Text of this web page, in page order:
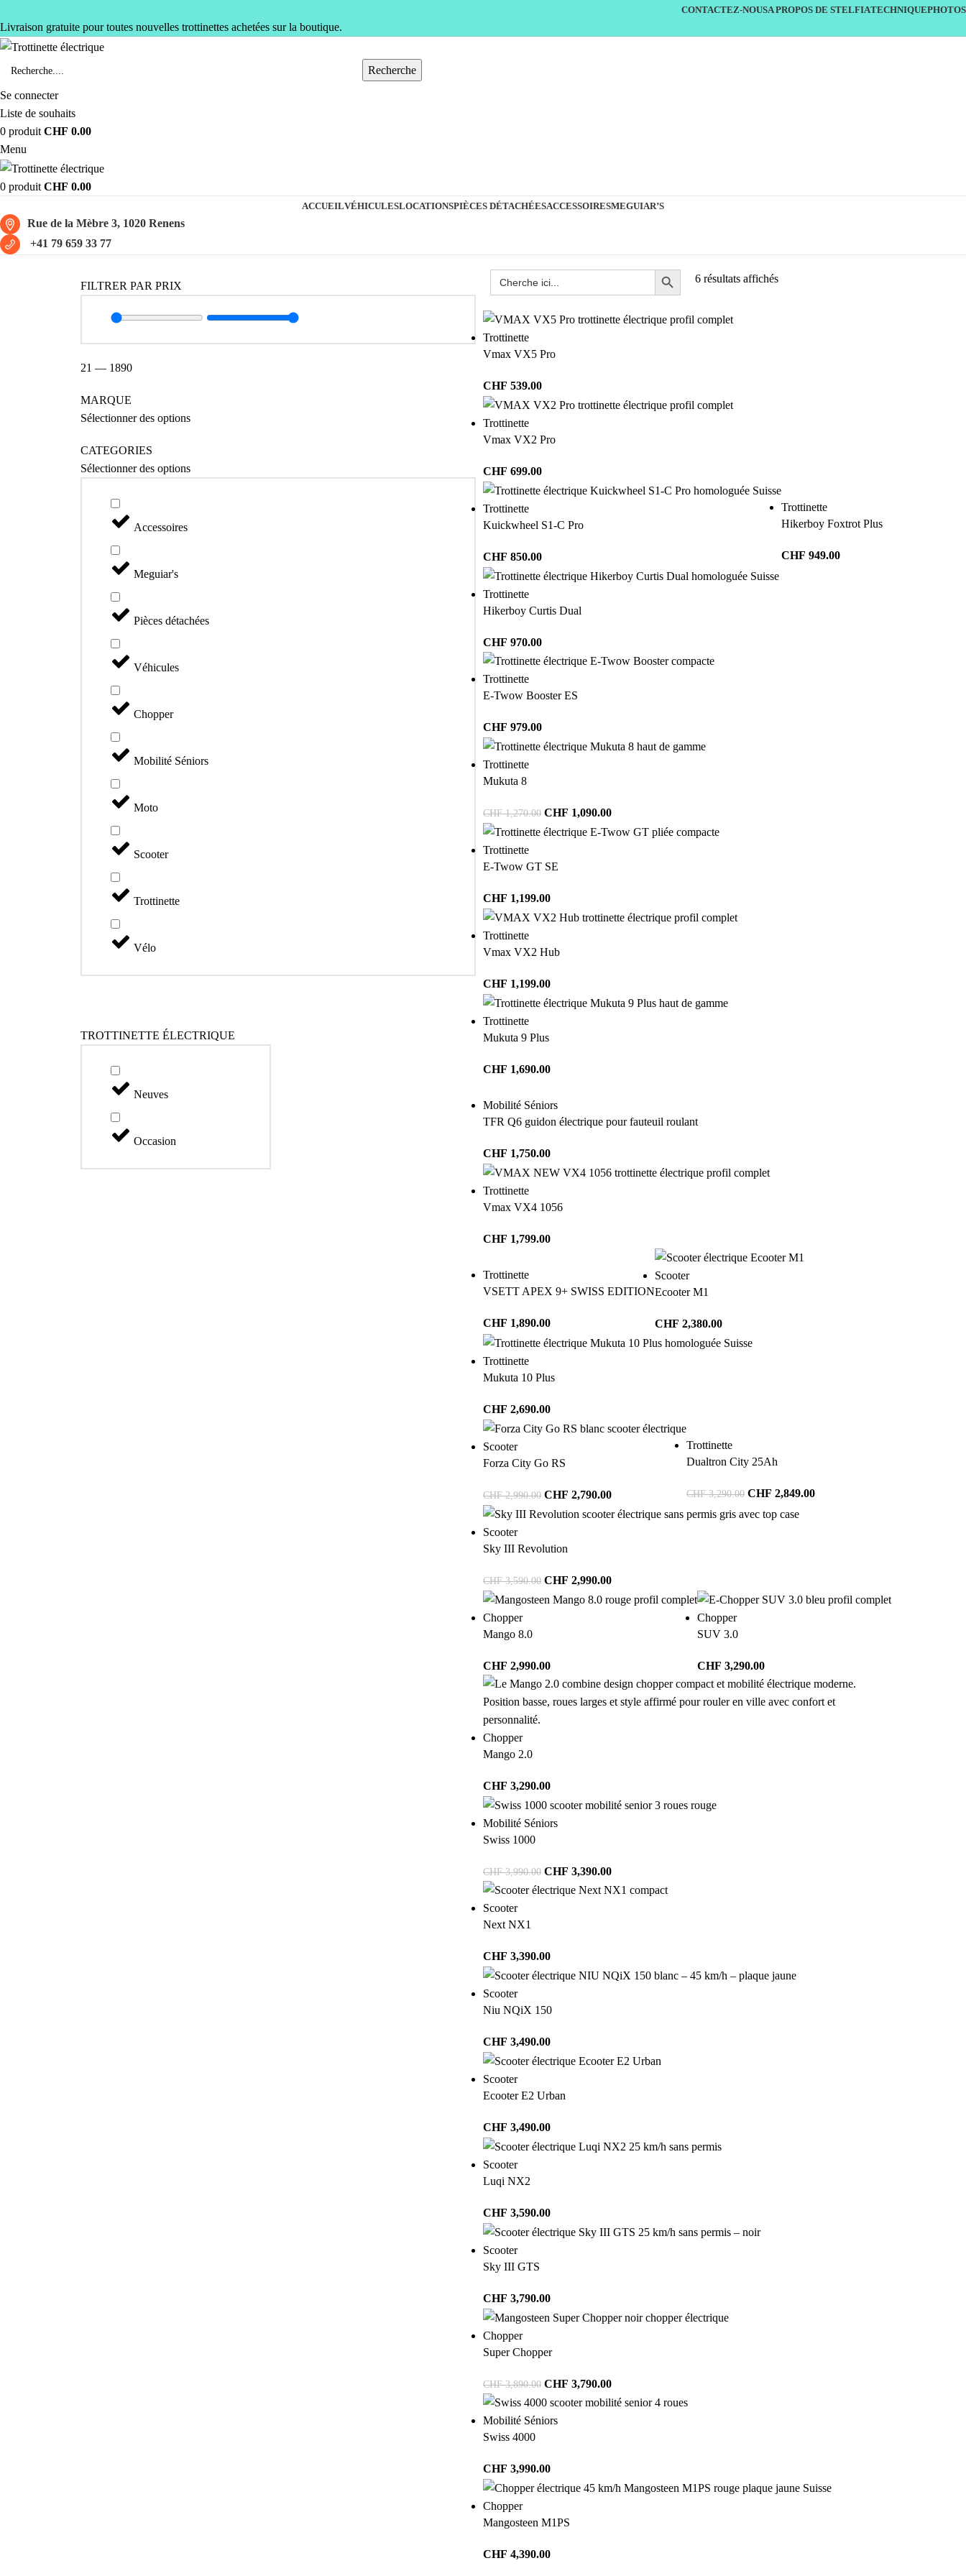
CONTACTEZ-NOUSA PROPOS DE STELFIATECHNIQUEPHOTOS
Livraison gratuite pour toutes nouvelles trottinettes achetées sur la boutique.
Recherche
Se connecter
Liste de souhaits
0 produit CHF 0.00
Menu
0 produit CHF 0.00
ACCUEILVÉHICULESLOCATIONSPIÈCES DÉTACHÉESACCESSOIRESMEGUIAR’S
Rue de la Mèbre 3, 1020 Renens
+41 79 659 33 77
FILTRER PAR PRIX
21 — 1890
MARQUE
Sélectionner des options
CATEGORIES
Sélectionner des options
Accessoires
Meguiar's
Pièces détachées
Véhicules
Chopper
Mobilité Séniors
Moto
Scooter
Trottinette
Vélo
TROTTINETTE ÉLECTRIQUE
Neuves
Occasion
6 résultats affichés
Trottinette
Vmax VX5 Pro
CHF 539.00
Trottinette
Vmax VX2 Pro
CHF 699.00
Trottinette
Kuickwheel S1-C Pro
CHF 850.00
Trottinette
Hikerboy Foxtrot Plus
CHF 949.00
Trottinette
Hikerboy Curtis Dual
CHF 970.00
Trottinette
E-Twow Booster ES
CHF 979.00
Trottinette
Mukuta 8
CHF1,270.00 CHF 1,090.00
Trottinette
E-Twow GT SE
CHF 1,199.00
Trottinette
Vmax VX2 Hub
CHF 1,199.00
Trottinette
Mukuta 9 Plus
CHF 1,690.00
Mobilité Séniors
TFR Q6 guidon électrique pour fauteuil roulant
CHF 1,750.00
Trottinette
Vmax VX4 1056
CHF 1,799.00
Trottinette
VSETT APEX 9+ SWISS EDITION
CHF 1,890.00
Scooter
Ecooter M1
CHF 2,380.00
Trottinette
Mukuta 10 Plus
CHF 2,690.00
Scooter
Forza City Go RS
CHF2,990.00 CHF 2,790.00
Trottinette
Dualtron City 25Ah
CHF3,290.00 CHF 2,849.00
Scooter
Sky III Revolution
CHF3,590.00 CHF 2,990.00
Chopper
Mango 8.0
CHF 2,990.00
Chopper
SUV 3.0
CHF 3,290.00
Chopper
Mango 2.0
CHF 3,290.00
Mobilité Séniors
Swiss 1000
CHF3,990.00 CHF 3,390.00
Scooter
Next NX1
CHF 3,390.00
Scooter
Niu NQiX 150
CHF 3,490.00
Scooter
Ecooter E2 Urban
CHF 3,490.00
Scooter
Luqi NX2
CHF 3,590.00
Scooter
Sky III GTS
CHF 3,790.00
Chopper
Super Chopper
CHF3,890.00 CHF 3,790.00
Mobilité Séniors
Swiss 4000
CHF 3,990.00
Chopper
Mangosteen M1PS
CHF 4,390.00